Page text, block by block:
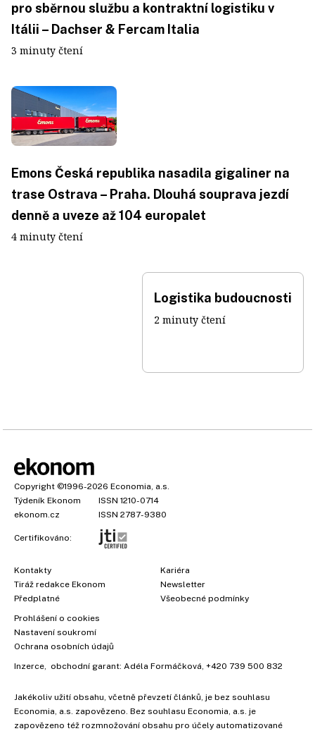
pro sběrnou službu a kontraktní logistiku v
Itálii – Dachser & Fercam Italia
3 minuty čtení
Emons Česká republika nasadila gigaliner na
trase Ostrava – Praha. Dlouhá souprava jezdí
denně a uveze až 104 europalet
4 minuty čtení
Logistika budoucnosti
2 minuty čtení
Copyright ©1996-2026 Economia, a.s.
Týdeník Ekonom
ISSN 1210-0714
ekonom.cz
ISSN 2787-9380
Certifikováno:
Kontakty
Tiráž redakce Ekonom
Předplatné
Kariéra
Newsletter
Všeobecné podmínky
Prohlášení o cookies
Nastavení soukromí
Ochrana osobních údajů
Inzerce , obchodní garant: Adéla Formáčková +420 739 500 832
Jakékoliv užití obsahu, včetně převzetí článků, je bez souhlasu
Economia, a.s. zapovězeno. Bez souhlasu Economia, a.s. je
zapovězeno též rozmnožování obsahu pro účely automatizované